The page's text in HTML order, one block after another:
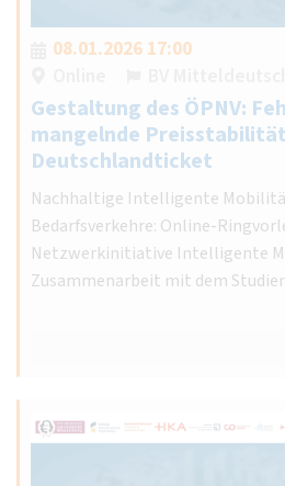
08.01.2026 17:00
Gestaltung des ÖPNV:
mangelnde
Deutschlandticket
Nachhaltige Intelligente
Bedarfsverkehre: Online-
Netzwerkinitiative Intelligente
Zusammenarbeit mit dem